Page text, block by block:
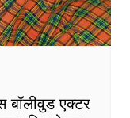
एक्टर